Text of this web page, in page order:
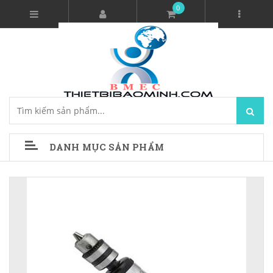
0
DANH MỤC SẢN PHẨM